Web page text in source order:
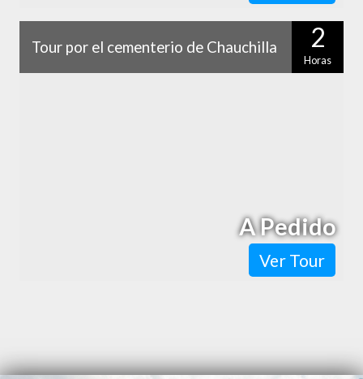
Tour por el cementerio de Chauchilla 2
Horas
Ver Tour
A Pedido